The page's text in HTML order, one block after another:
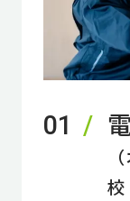
01
校